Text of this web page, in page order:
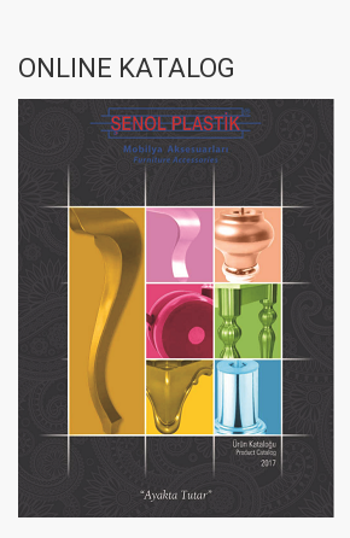
ONLINE KATALOG